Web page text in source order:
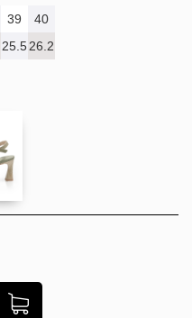
39
40
25.526.2